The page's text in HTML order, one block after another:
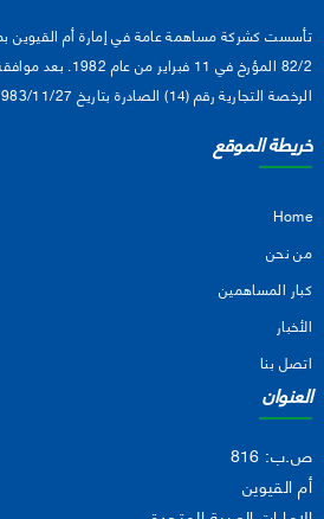
تأسست كشركة مساهمة عامة في إمارة أم القيوين
82/2 المؤرخ في 11
الرخصة التجارية رقم (14) الصادرة بتاريخ 1983/11/27
خريطة الموقع
Home
من نحن
كبار المساهمين
الأخبار
اتصل بنا
العنوان
ص.ب: 816
أم القيوين